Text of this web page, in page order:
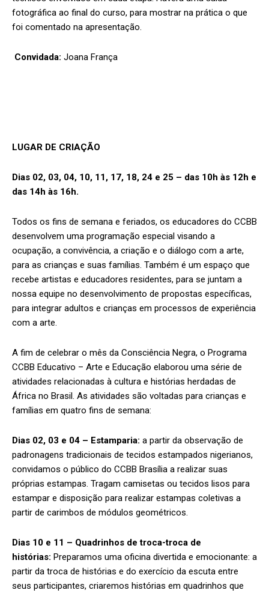
fotográfica ao final do curso, para mostrar na prática o que
foi comentado na apresentação.
Convidada: Joana França
LUGAR DE CRIAÇÃO
Dias 02, 03, 04, 10, 11, 17, 18, 24 e 25 – das 10h às 12h e
das 14h às 16h.
Todos os fins de semana e feriados, os educadores do CCBB
desenvolvem uma programação especial visando a
ocupação, a convivência, a criação e o diálogo com a arte,
para as crianças e suas famílias. Também é um espaço que
recebe artistas e educadores residentes, para se juntam a
nossa equipe no desenvolvimento de propostas específicas,
para integrar adultos e crianças em processos de experiência
com a arte.
A fim de celebrar o mês da Consciência Negra, o Programa
CCBB Educativo – Arte e Educação elaborou uma série de
atividades relacionadas à cultura e histórias herdadas de
África no Brasil. As atividades são voltadas para crianças e
famílias em quatro fins de semana:
Dias 02, 03 e 04 – Estamparia: a partir da observação de
padronagens tradicionais de tecidos estampados nigerianos,
convidamos o público do CCBB Brasília a realizar suas
próprias estampas. Tragam camisetas ou tecidos lisos para
estampar e disposição para realizar estampas coletivas a
partir de carimbos de módulos geométricos.
Dias 10 e 11 – Quadrinhos de troca-troca de
histórias: Preparamos uma oficina divertida e emocionante: a
partir da troca de histórias e do exercício da escuta entre
seus participantes, criaremos histórias em quadrinhos que